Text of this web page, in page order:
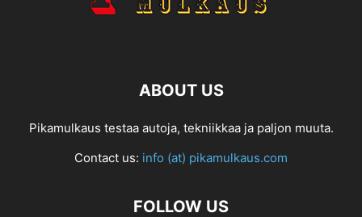
ABOUT US
Pikamulkaus testaa autoja, tekniikkaa ja paljon muuta.
Contact us: info (at) pikamulkaus.com
FOLLOW US